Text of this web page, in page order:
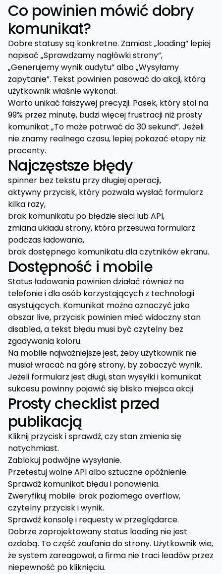
Co powinien mówić dobry
komunikat?
Dobre statusy są konkretne. Zamiast „loading” lepiej
napisać „Sprawdzamy nagłówki strony”,
„Generujemy wynik audytu” albo „Wysyłamy
zapytanie”. Tekst powinien pasować do akcji, którą
użytkownik właśnie wykonał.
Warto unikać fałszywej precyzji. Pasek, który stoi na
99% przez minutę, budzi więcej frustracji niż prosty
komunikat „To może potrwać do 30 sekund”. Jeżeli
nie znamy realnego czasu, lepiej pokazać etapy niż
procenty.
Najczęstsze błędy
spinner bez tekstu przy długiej operacji,
aktywny przycisk, który pozwala wysłać formularz
kilka razy,
brak komunikatu po błędzie sieci lub API,
zmiana układu strony, która przesuwa formularz
podczas ładowania,
brak dostępnego komunikatu dla czytników ekranu.
Dostępność i mobile
Status ładowania powinien działać również na
telefonie i dla osób korzystających z technologii
asystujących. Komunikat można oznaczyć jako
obszar live, przycisk powinien mieć widoczny stan
disabled, a tekst błędu musi być czytelny bez
zgadywania koloru.
Na mobile najważniejsze jest, żeby użytkownik nie
musiał wracać na górę strony, by zobaczyć wynik.
Jeżeli formularz jest długi, stan wysyłki i komunikat
sukcesu powinny pojawić się blisko miejsca akcji.
Prosty checklist przed
publikacją
Kliknij przycisk i sprawdź, czy stan zmienia się
natychmiast.
Zablokuj podwójne wysyłanie.
Przetestuj wolne API albo sztuczne opóźnienie.
Sprawdź komunikat błędu i ponowienia.
Zweryfikuj mobile: brak poziomego overflow,
czytelny przycisk i wynik.
Sprawdź konsolę i requesty w przeglądarce.
Dobrze zaprojektowany status loading nie jest
ozdobą. To część zaufania do strony. Użytkownik wie,
że system zareagował, a firma nie traci leadów przez
niepewność po kliknięciu.